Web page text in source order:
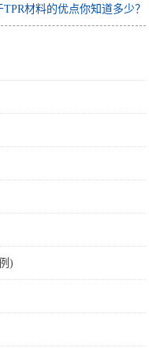
TPR材料的优点你知道多少？
)